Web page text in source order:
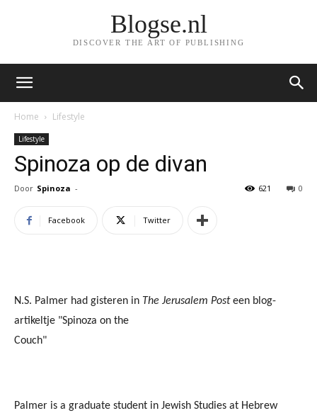
Blogse.nl
DISCOVER THE ART OF PUBLISHING
Home Lifestyle
Lifestyle
Spinoza op de divan
Door Spinoza - 0
621
Facebook Twitter
N.S. Palmer had gisteren in The Jerusalem Posteen blog-
artikeltje "Spinoza on the
Couch"
Palmer is a graduate student in Jewish Studies at Hebrew